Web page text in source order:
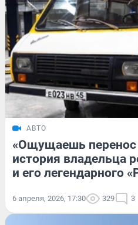
АВТО
«Ощущаешь перенос
история владельца
и его легендарного
6 апреля, 2026, 17:30 329 3